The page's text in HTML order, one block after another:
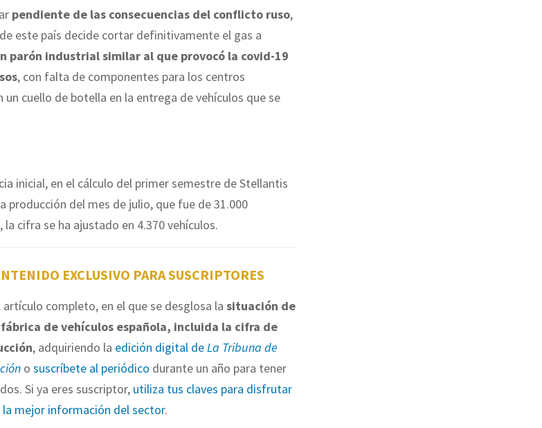
pendiente de las consecuencias del conflicto ruso,
este país decide cortar definitivamente el gas a
parón industrial similar al que provocó la covid-19
, con falta de componentes para los centros
un cuello de botella en la entrega de vehículos que se
inicial, en el cálculo del primer semestre de Stellantis
producción del mes de julio, que fue de 31.000
cifra se ha ajustado en 4.370 vehículos.
EXCLUSIVO PARA SUSCRIPTORES
artículo completo, en el que se desglosa la situación de
de vehículos española, incluida la cifra de
, adquiriendo la edición digital deLa Tribuna de
o suscríbete al periódico durante un año para tener
Si ya eres suscriptor, utiliza tus claves para disfrutar
la mejor información del sector.